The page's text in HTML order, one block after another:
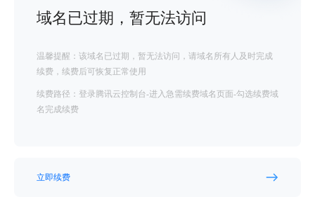
域名已过期，暂无法访问
温馨提醒：该域名已过期，暂无法访问，请域名所有人及时完成
续费，续费后可恢复正常使用
续费路径：登录腾讯云控制台-进入急需续费域名页面-勾选续费域
名完成续费
立即续费